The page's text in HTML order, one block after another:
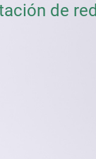
de red